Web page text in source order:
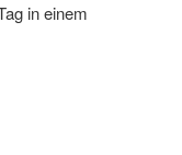
in einem